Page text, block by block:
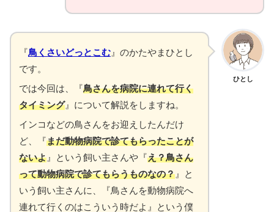
ひとし
『鳥くさいどっとこむ』のかたやまひとし
です。
では今回は、『鳥さんを病院に連れて行く
タイミング』について解説をしますね。
インコなどの鳥さんをお迎えしたんだけ
ど、『まだ動物病院で診てもらったことが
ないよ』という飼い主さんや『え？鳥さん
って動物病院で診てもらうものなの？』と
いう飼い主さんに、『鳥さんを動物病院へ
連れて行くのはこういう時だよ』という僕